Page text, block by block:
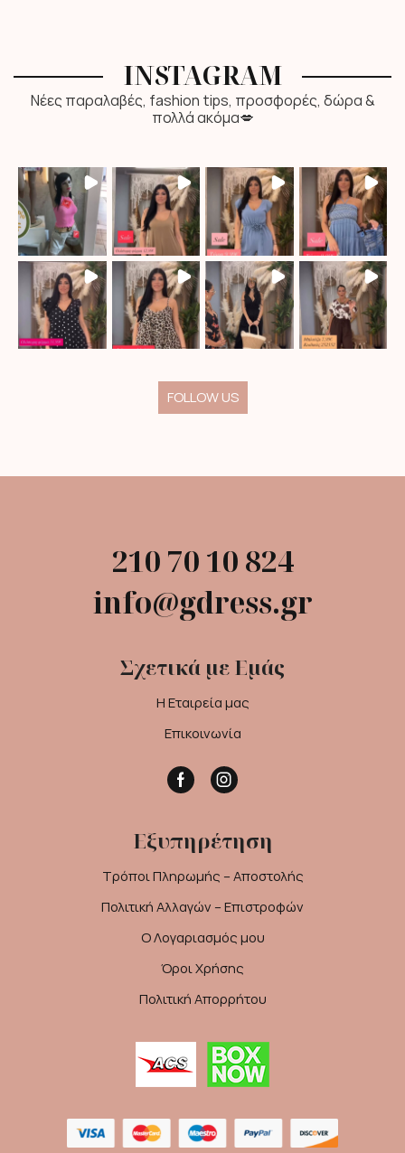
INSTAGRAM
Νέες παραλαβές, fashion tips, προσφορές, δώρα &
πολλά ακόμα💋
FOLLOW US
210 70 10 824
info@gdress.gr
Σχετικά με Εμάς
Η Εταιρεία μας
Επικοινωνία
FacebookInstagram
Εξυπηρέτηση
Τρόποι Πληρωμής – Αποστολής
Πολιτική Αλλαγών – Επιστροφών
Ο Λογαριασμός μου
Όροι Χρήσης
Πολιτική Απορρήτου